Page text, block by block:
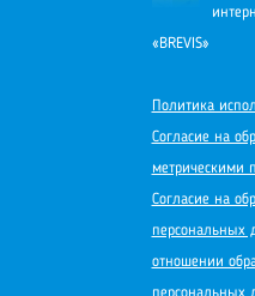
«BREVIS»
Политика
Согласие на
метрическими
Согласие на
персональных
отношении